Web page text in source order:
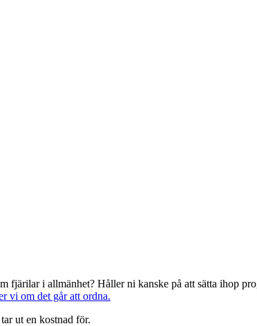
i allmänhet? Håller ni kanske på att sätta ihop
vi om det går att ordna.
ut en kostnad för.